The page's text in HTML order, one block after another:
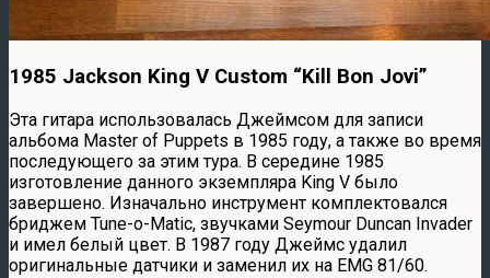
1985 Jackson King V Custom “Kill Bon Jovi”
Эта гитара использовалась Джеймсом для записи
альбома Master of Puppets в 1985 году, а также во время
последующего за этим тура. В середине 1985
изготовление данного экземпляра King V было
завершено. Изначально инструмент комплектовался
бриджем Tune-o-Matic, звучками Seymour Duncan Invader
и имел белый цвет. В 1987 году Джеймс удалил
оригинальные датчики и заменил их на EMG 81/60.